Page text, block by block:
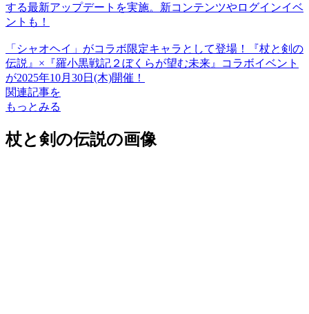
する最新アップデートを実施。新コンテンツやログインイベ
ントも！
「シャオヘイ」がコラボ限定キャラとして登場！『杖と剣の
伝説』×『羅小黒戦記２ぼくらが望む未来』コラボイベント
が2025年10月30日(木)開催！
関連記事を
もっとみる
杖と剣の伝説の画像